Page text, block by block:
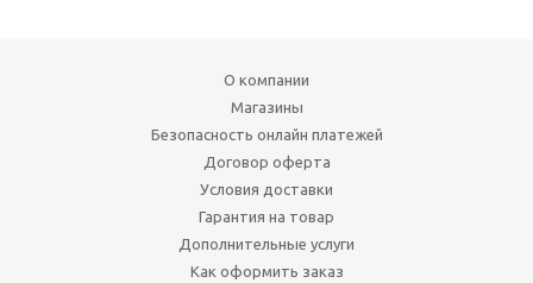
О компании
Магазины
Безопасность онлайн платежей
Договор оферта
Условия доставки
Гарантия на товар
Дополнительные услуги
Как оформить заказ